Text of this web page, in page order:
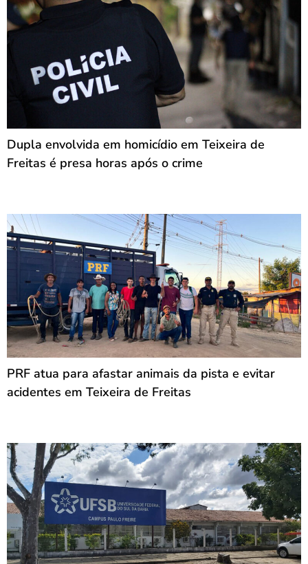
Dupla envolvida em homicídio em Teixeira de
Freitas é presa horas após o crime
PRF atua para afastar animais da pista e evitar
acidentes em Teixeira de Freitas